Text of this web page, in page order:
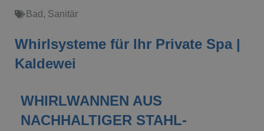
Bad , Sanitär
Whirlsysteme für Ihr Private Spa |
Kaldewei
WHIRLWANNEN AUS
NACHHALTIGER STAHL-